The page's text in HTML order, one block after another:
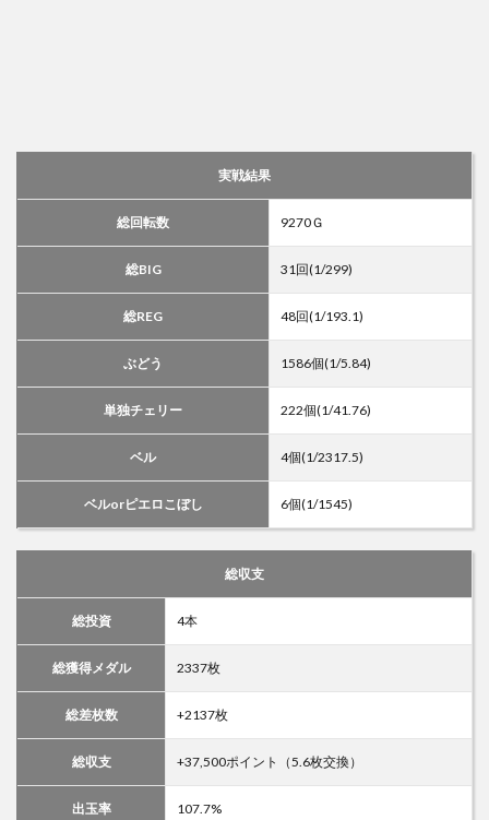
実戦結果
総回転数 9270Ｇ
総BIG 31回(1/299)
総REG 48回(1/193.1)
ぶどう 1586個(1/5.84)
単独チェリー 222個(1/41.76)
ベル 4個(1/2317.5)
ベルorピエロこぼし 6個(1/1545)
総収支
総投資 4本
総獲得メダル 2337枚
総差枚数 +2137枚
総収支 +37,500ポイント（5.6枚交換）
出玉率 107.7%